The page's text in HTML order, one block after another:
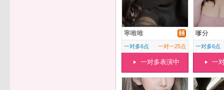
寧唯唯
一对多6点 一对一25点
一对多表演中
嗲分
一对多6点
一